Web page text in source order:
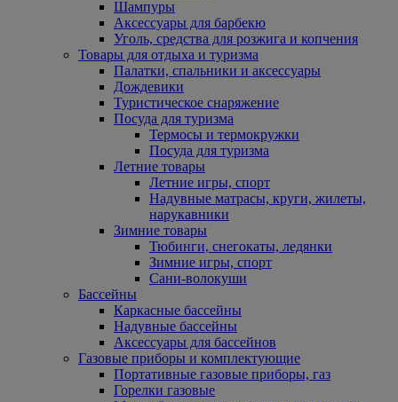
Шампуры
Аксессуары для барбекю
Уголь, средства для розжига и копчения
Товары для отдыха и туризма
Палатки, спальники и аксессуары
Дождевики
Туристическое снаряжение
Посуда для туризма
Термосы и термокружки
Посуда для туризма
Летние товары
Летние игры, спорт
Надувные матрасы, круги, жилеты,
нарукавники
Зимние товары
Тюбинги, снегокаты, ледянки
Зимние игры, спорт
Сани-волокуши
Бассейны
Каркасные бассейны
Надувные бассейны
Аксессуары для бассейнов
Газовые приборы и комплектующие
Портативные газовые приборы, газ
Горелки газовые